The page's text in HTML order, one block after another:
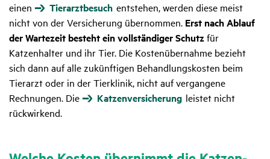
einen
Tierarztbesuch entstehen, werden diese meist
nicht von der Versicherung übernommen. Erst nach Ablauf
der Wartezeit besteht ein vollständiger Schutzfür
Katzenhalter und ihr Tier. Die Kostenübernahme bezieht
sich dann auf alle zukünftigen Behandlungskosten beim
Tierarzt oder in der Tierklinik, nicht auf vergangene
Rechnungen. Die
Katzenversicherung leistet nicht
rückwirkend.